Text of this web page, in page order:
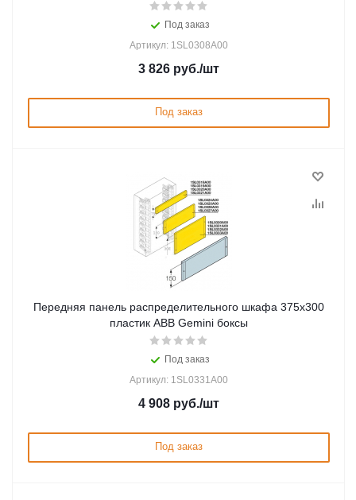
Под заказ
Артикул: 1SL0308A00
3 826 руб./шт
Под заказ
Передняя панель распределительного шкафа 375x300
пластик ABB Gemini боксы
Под заказ
Артикул: 1SL0331A00
4 908 руб./шт
Под заказ